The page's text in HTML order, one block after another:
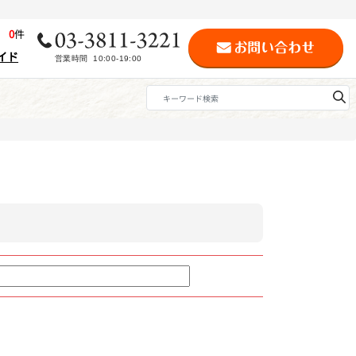
0件
ド